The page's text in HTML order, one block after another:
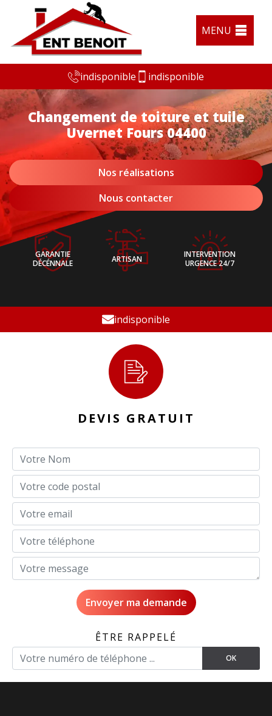
MENU
indisponible indisponible
Changement de toiture et tuile
Uvernet Fours 04400
Nos réalisations
Nous contacter
GARANTIE
DÉCÉNNALE
ARTISAN
INTERVENTION
URGENCE 24/7
indisponible
DEVIS GRATUIT
ÊTRE RAPPELÉ